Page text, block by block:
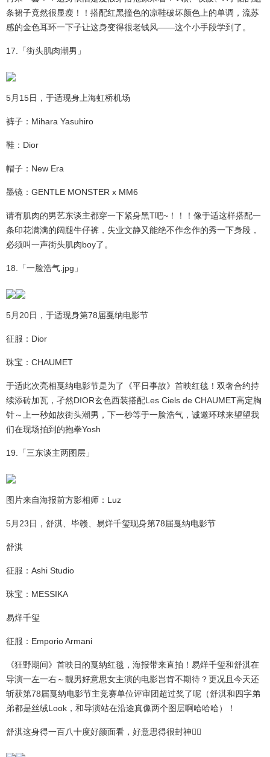
条裙子竟然很显瘦！！搭配红黑撞色的凉鞋破坏颜色上的单调，流苏
感的金色耳环一下子让这身变得很老钱风——这个小手段学到了。
17.「街头肌肉潮男」
5月15日，于适现身上海虹桥机场
裤子：Mihara Yasuhiro
鞋：Dior
帽子：New Era
墨镜：GENTLE MONSTER x MM6
请有肌肉的男艺东谈主都穿一下紧身黑T吧~！！！像于适这样搭配一
条印花满满的阔腿牛仔裤，失业文静又能绝不作念作的秀一下身段，
必须叫一声街头肌肉boy了。
18.「一脸浩气.jpg」
5月20日，于适现身第78届戛纳电影节
征服：Dior
珠宝：CHAUMET
于适此次亮相戛纳电影节是为了《平日事故》首映红毯！双奢合约持
续添砖加瓦，孑然DIOR玄色西装搭配Les Ciels de CHAUMET高定胸
针～上一秒如故街头潮男，下一秒等于一脸浩气，诚邀环球来望望我
们在现场拍到的抱拳Yosh
19.「三东谈主两图层」
图片来自海报前方影相师：Luz
5月23日，舒淇、毕赣、易烊千玺现身第78届戛纳电影节
舒淇
征服：Ashi Studio
珠宝：MESSIKA
易烊千玺
征服：Emporio Armani
《狂野期间》首映日的戛纳红毯，海报带来直拍！易烊千玺和舒淇在
导演一左一右～靓男好意思女主演的电影岂肯不期待？更况且今天还
斩获第78届戛纳电影节主竞赛单位评审团超过奖了呢（舒淇和四字弟
弟都是丝绒Look，和导演站在沿途真像两个图层啊哈哈哈）！
舒淇这身得一百八十度好颜面看，好意思得很封神👇🏻